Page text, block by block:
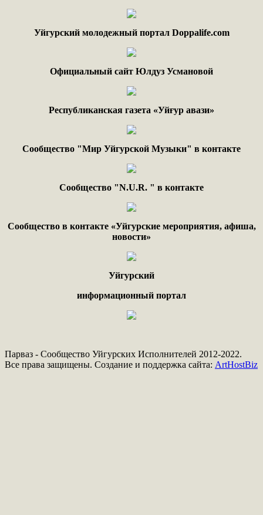
Уйгурский молодежный портал Doppalife.com
Официальный сайт Юлдуз Усмановой
Республиканская газета «Уйғур авази»
Сообщество "Мир Уйгурской Музыки" в контакте
Сообщество "N.U.R. " в контакте
Сообщество в контакте «Уйгурские мероприятия, афиша,
новости»
Уйгурский
информационный портал
Парваз - Сообщество Уйгурских Исполнителей 2012-2022.
Все права защищены. Создание и поддержка сайта: ArtHostBiz